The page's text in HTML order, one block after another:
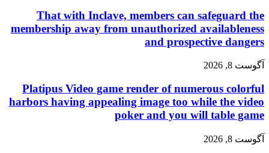
That with Inclave, members can safeguard the
membership away from unauthorized availableness
and prospective dangers
آگوست 8, 2026
Platipus Video game render of numerous colorful
harbors having appealing image too while the video
poker and you will table game
آگوست 8, 2026